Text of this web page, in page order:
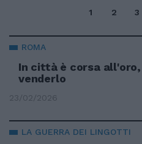
1 2 3
ROMA
In città è corsa
venderlo
23/02/2026
LA GUERRA DEI LINGOTTI